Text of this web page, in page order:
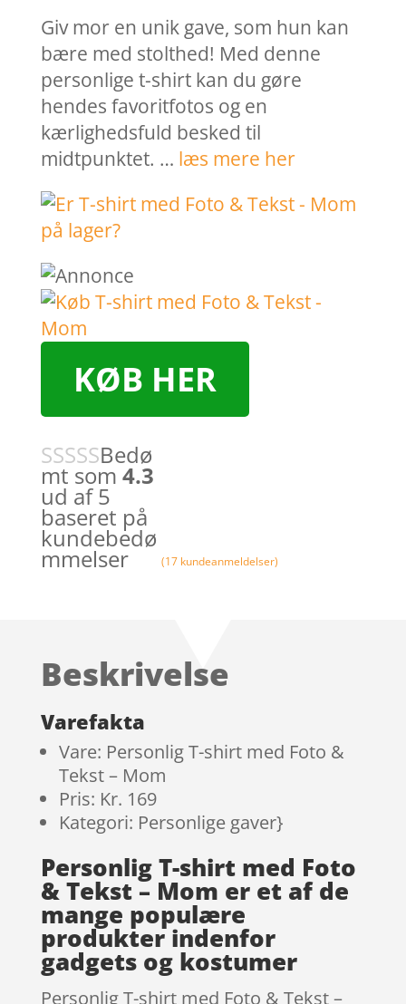
Giv mor en unik gave, som hun kan
bære med stolthed! Med denne
personlige t-shirt kan du gøre
hendes favoritfotos og en
kærlighedsfuld besked til
midtpunktet. … læs mere her
KØB HER
Bedø
mt som 4.3
ud af 5
baseret på
kundebedø
mmelser (17 kundeanmeldelser)
Beskrivelse
Varefakta
Vare: Personlig T-shirt med Foto &
Tekst – Mom
Pris: Kr. 169
Kategori: Personlige gaver}
Personlig T-shirt med Foto
& Tekst – Mom er et af de
mange populære
produkter indenfor
gadgets og kostumer
Personlig T-shirt med Foto & Tekst –